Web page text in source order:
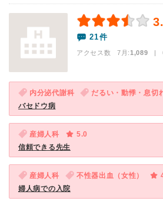
21件
アクセス数 7月:1,089 |
内分泌代謝科 だるい・動悸・息切
バセドウ病
産婦人科
5.0
信頼できる先生
産婦人科 不性器出血（女性）
婦人病での入院